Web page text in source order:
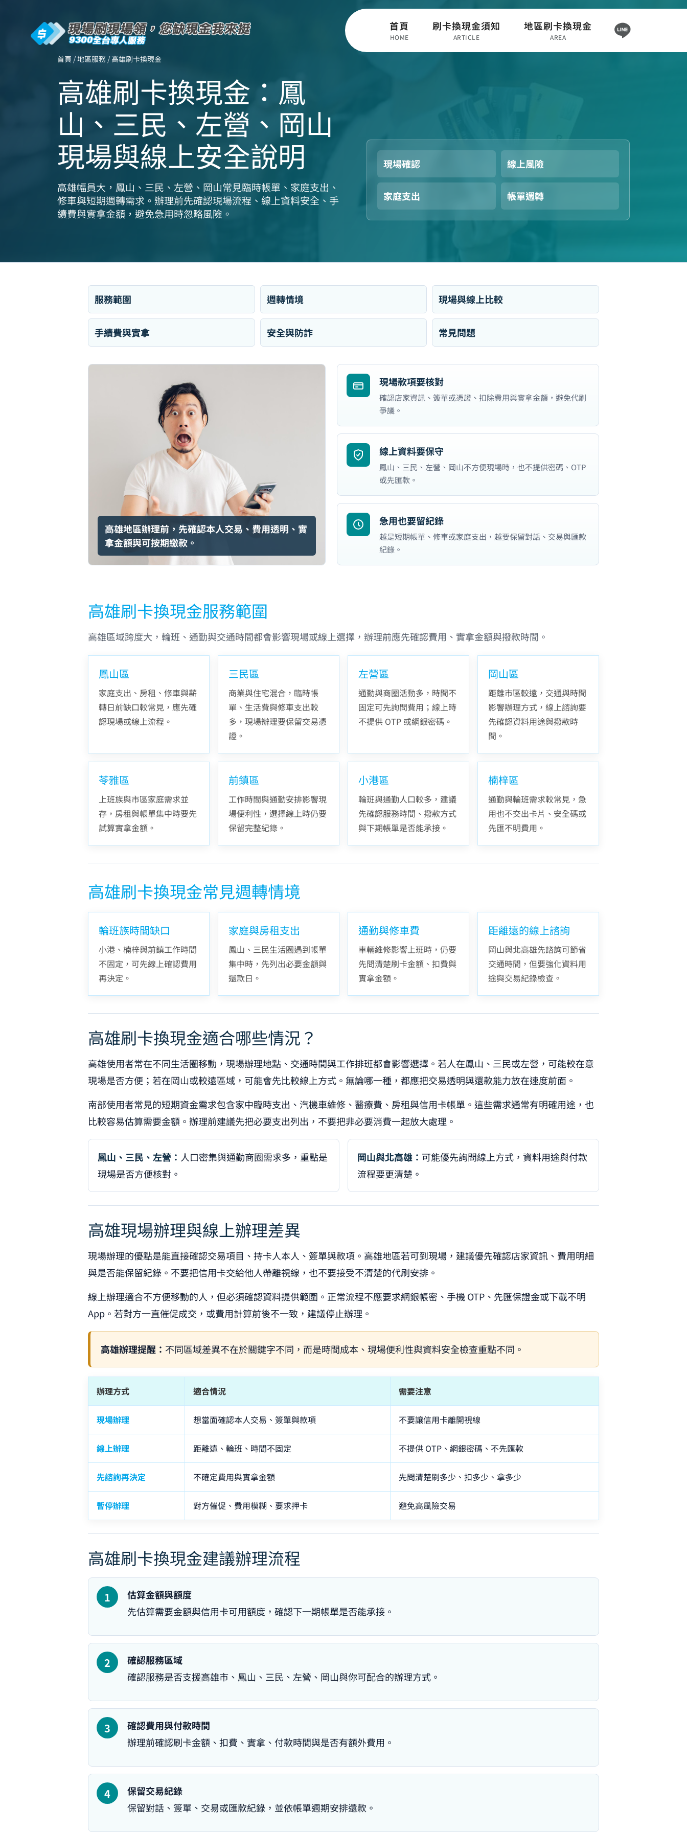
首頁
HOME
刷卡換現金須知
ARTICLE
地區刷卡換現金
AREA
首頁 / 地區服務 / 高雄刷卡換現金
高雄刷卡換現金：鳳
山、三民、左營、岡山
現場與線上安全說明
高雄幅員大，鳳山、三民、左營、岡山常見臨時帳單、家庭支出、
修車與短期週轉需求。辦理前先確認現場流程、線上資料安全、手
續費與實拿金額，避免急用時忽略風險。
現場確認 線上風險
家庭支出 帳單週轉
服務範圍 週轉情境 現場與線上比較
手續費與實拿 安全與防詐 常見問題
高雄地區辦理前，先確認本人交易、費用透明、實
拿金額與可按期繳款。
現場款項要核對
確認店家資訊、簽單或憑證、扣除費用與實拿金額，避免代刷
爭議。
線上資料要保守
鳳山、三民、左營、岡山不方便現場時，也不提供密碼、OTP
或先匯款。
急用也要留紀錄
越是短期帳單、修車或家庭支出，越要保留對話、交易與匯款
紀錄。
高雄刷卡換現金服務範圍
高雄區域跨度大，輪班、通勤與交通時間都會影響現場或線上選擇，辦理前應先確認費用、實拿金額與撥款時間。
鳳山區
家庭支出、房租、修車與薪
轉日前缺口較常見，應先確
認現場或線上流程。
三民區
商業與住宅混合，臨時帳
單、生活費與修車支出較
多，現場辦理要保留交易憑
證。
左營區
通勤與商圈活動多，時間不
固定可先詢問費用；線上時
不提供 OTP 或網銀密碼。
岡山區
距離市區較遠，交通與時間
影響辦理方式，線上諮詢要
先確認資料用途與撥款時
間。
苓雅區
上班族與市區家庭需求並
存，房租與帳單集中時要先
試算實拿金額。
前鎮區
工作時間與通勤安排影響現
場便利性，選擇線上時仍要
保留完整紀錄。
小港區
輪班與通勤人口較多，建議
先確認服務時間、撥款方式
與下期帳單是否能承接。
楠梓區
通勤與輪班需求較常見，急
用也不交出卡片、安全碼或
先匯不明費用。
高雄刷卡換現金常見週轉情境
輪班族時間缺口
小港、楠梓與前鎮工作時間
不固定，可先線上確認費用
再決定。
家庭與房租支出
鳳山、三民生活圈遇到帳單
集中時，先列出必要金額與
還款日。
通勤與修車費
車輛維修影響上班時，仍要
先問清楚刷卡金額、扣費與
實拿金額。
距離遠的線上諮詢
岡山與北高雄先諮詢可節省
交通時間，但要強化資料用
途與交易紀錄檢查。
高雄刷卡換現金適合哪些情況？
高雄使用者常在不同生活圈移動，現場辦理地點、交通時間與工作排班都會影響選擇。若人在鳳山、三民或左營，可能較在意
現場是否方便；若在岡山或較遠區域，可能會先比較線上方式。無論哪一種，都應把交易透明與還款能力放在速度前面。
南部使用者常見的短期資金需求包含家中臨時支出、汽機車維修、醫療費、房租與信用卡帳單。這些需求通常有明確用途，也
比較容易估算需要金額。辦理前建議先把必要支出列出，不要把非必要消費一起放大處理。
鳳山、三民、左營： 人口密集與通勤商圈需求多，重點是
現場是否方便核對。
岡山與北高雄： 可能優先詢問線上方式，資料用途與付款
流程要更清楚。
高雄現場辦理與線上辦理差異
現場辦理的優點是能直接確認交易項目、持卡人本人、簽單與款項。高雄地區若可到現場，建議優先確認店家資訊、費用明細
與是否能保留紀錄。不要把信用卡交給他人帶離視線，也不要接受不清楚的代刷安排。
線上辦理適合不方便移動的人，但必須確認資料提供範圍。正常流程不應要求網銀帳密、手機 OTP、先匯保證金或下載不明
App。若對方一直催促成交，或費用計算前後不一致，建議停止辦理。
高雄辦理提醒： 不同區域差異不在於關鍵字不同，而是時間成本、現場便利性與資料安全檢查重點不同。
辦理方式 適合情況 需要注意
現場辦理 想當面確認本人交易、簽單與款項 不要讓信用卡離開視線
線上辦理 距離遠、輪班、時間不固定 不提供 OTP、網銀密碼、不先匯款
先諮詢再決定 不確定費用與實拿金額 先問清楚刷多少、扣多少、拿多少
暫停辦理 對方催促、費用模糊、要求押卡 避免高風險交易
高雄刷卡換現金建議辦理流程
估算金額與額度
先估算需要金額與信用卡可用額度，確認下一期帳單是否能承接。
確認服務區域
確認服務是否支援高雄市、鳳山、三民、左營、岡山與你可配合的辦理方式。
確認費用與付款時間
辦理前確認刷卡金額、扣費、實拿、付款時間與是否有額外費用。
保留交易紀錄
保留對話、簽單、交易或匯款紀錄，並依帳單週期安排還款。